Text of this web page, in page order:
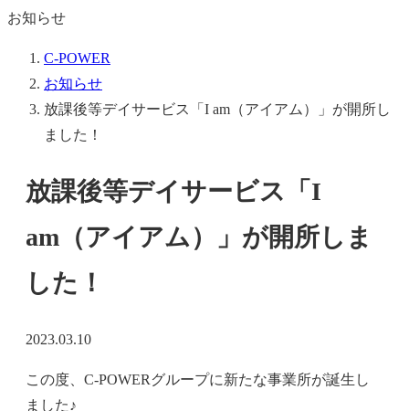
お知らせ
C-POWER
お知らせ
放課後等デイサービス「I am（アイアム）」が開所し
ました！
放課後等デイサービス「I
am（アイアム）」が開所しま
した！
2023.03.10
この度、C-POWERグループに新たな事業所が誕生し
ました♪